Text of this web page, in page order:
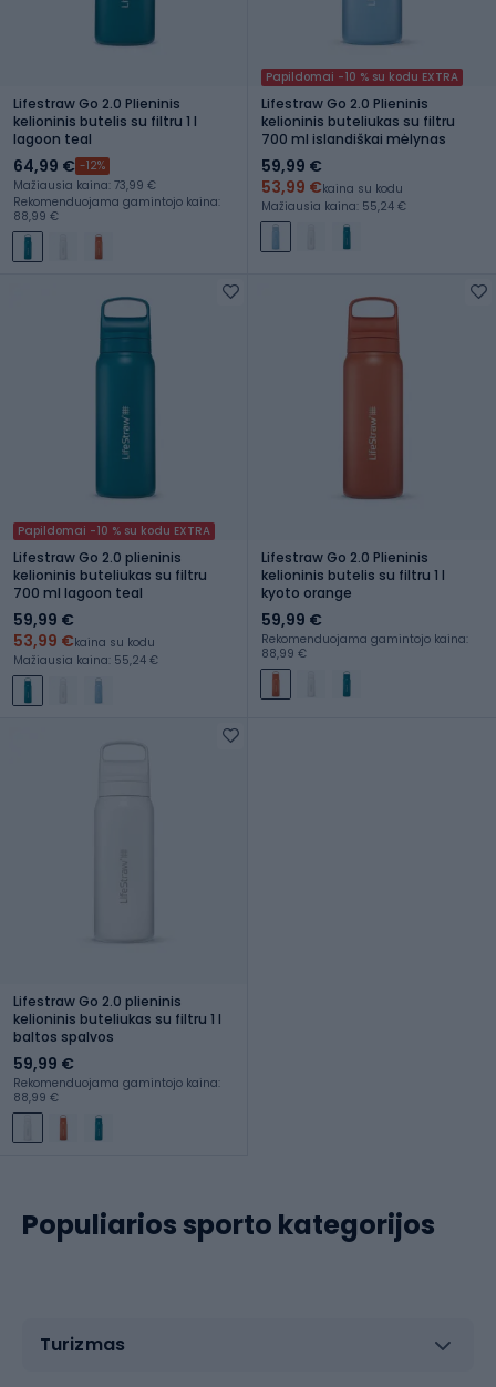
Lifestraw Go 2.0 Plieninis
kelioninis butelis su filtru 1 l
lagoon teal
64,99 € -12%
Mažiausia kaina: 73,99 €
Rekomenduojama gamintojo kaina:
88,99 €
Papildomai -10 % su kodu EXTRA
Lifestraw Go 2.0 Plieninis
kelioninis buteliukas su filtru
700 ml islandiškai mėlynas
59,99 €
53,99 €kaina su kodu
Mažiausia kaina: 55,24 €
Papildomai -10 % su kodu EXTRA
Lifestraw Go 2.0 plieninis
kelioninis buteliukas su filtru
700 ml lagoon teal
59,99 €
53,99 €kaina su kodu
Mažiausia kaina: 55,24 €
Lifestraw Go 2.0 Plieninis
kelioninis butelis su filtru 1 l
kyoto orange
59,99 €
Rekomenduojama gamintojo kaina:
88,99 €
Lifestraw Go 2.0 plieninis
kelioninis buteliukas su filtru 1 l
baltos spalvos
59,99 €
Rekomenduojama gamintojo kaina:
88,99 €
Populiarios sporto kategorijos
Turizmas